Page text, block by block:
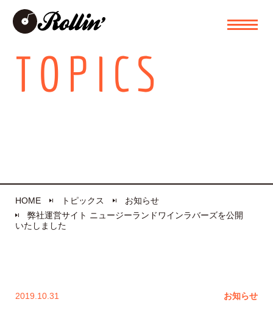
TOPICS
HOME トピックス
お知らせ
弊社運営サイト ニュージーランドワインラバーズを公開
いたしました
2019.10.31 お知らせ